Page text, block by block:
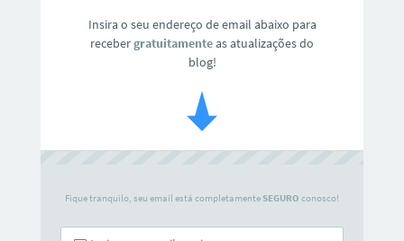
Insira o seu endereço de email abaixo para
recebergratuitamenteas atualizações do
blog!
Fique tranquilo, seu email está completamente SEGURO conosco!